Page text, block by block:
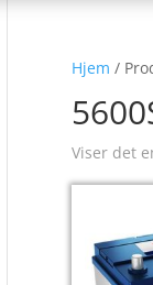
Hjem /
Viser det